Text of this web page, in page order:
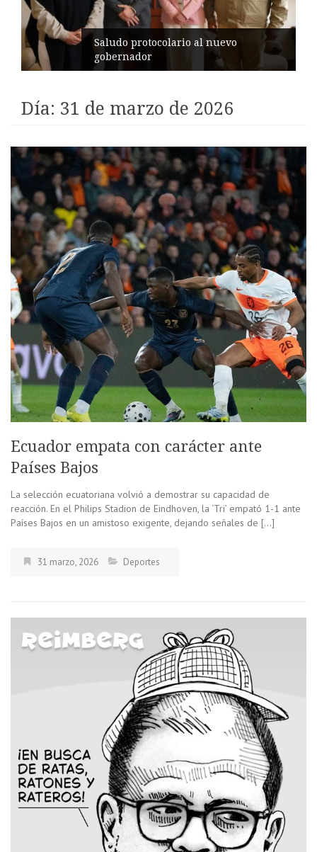
Pelileo conmemora 77 años del
terremoto
Día: 31 de marzo de 2026
Ecuador empata con carácter ante
Países Bajos
La selección ecuatoriana volvió a demostrar su capacidad de
reacción. En el Philips Stadion de Eindhoven, la ‘Tri’ empató 1-1 ante
Países Bajos en un amistoso exigente, dejando señales de […]
31 marzo, 2026 Deportes